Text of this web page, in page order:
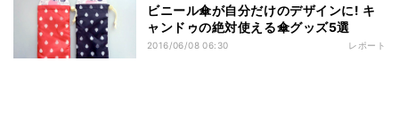
ビニール傘が自分だけのデザインに! キ
ャンドゥの絶対使える傘グッズ5選
2016/06/08 06:30 レポート